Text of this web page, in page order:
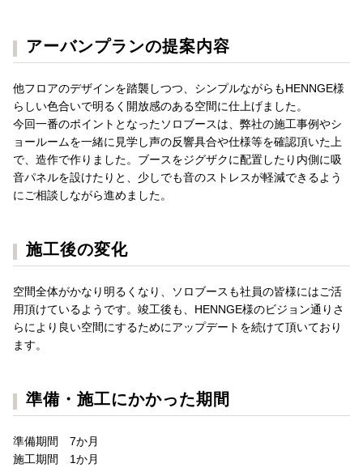
アーバンプランの提案内容
他フロアのデザインを踏襲しつつ、シンプルながらもHENNGE様
らしい色合いで明るく開放感のある空間に仕上げました。
今回一番のポイントとなったソロブースは、弊社の施工事例やシ
ョールームを一緒に見学し声の反響具合や仕様等を確認頂いた上
で、造作で作りました。ブースをジグザクに配置したり内側に吸
音パネルを設けたりと、少しでも音のストレスが軽減できるよう
にご相談しながら進めました。
施工後の変化
空間全体がかなり明るくなり、ソロブースも社員の皆様にはご活
用頂けているようです。竣工後も、HENNGE様のビジョン通りさ
らにより良い空間にするためにアップデートを続けて頂いており
ます。
準備・施工にかかった期間
準備期間 7か月
施工期間 1か月